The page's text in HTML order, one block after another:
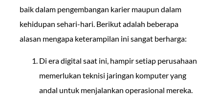
baik dalam pengembangan karier maupun dalam
kehidupan sehari-hari. Berikut adalah beberapa
alasan mengapa keterampilan ini sangat berharga:
Di era digital saat ini, hampir setiap perusahaan
memerlukan teknisi jaringan komputer yang
andal untuk menjalankan operasional mereka.